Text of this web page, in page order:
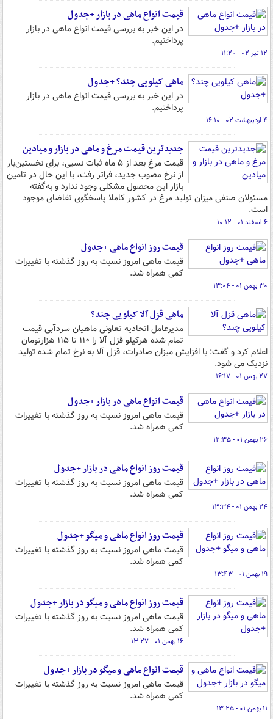
قیمت انواع ماهی در بازار +جدول
در این خبر به بررسی قیمت انواع ماهی در بازار
پرداختیم.
۱۲ تیر ۰۲ - ۱۱:۲۰
ماهی کیلویی چند؟ +جدول
در این خبر به بررسی قیمت انواع ماهی در بازار
پرداختیم.
۴ اردیبهشت ۰۲ - ۱۶:۱۰
جدیدترین قیمت مرغ و ماهی در بازار و میادین
قیمت مرغ بعد از ۵‌ ماه ثبات نسبی، برای نخستین‌بار
از نرخ مصوب جدید، فراتر رفت، با این حال در تامین
بازار این محصول مشکلی وجود ندارد و به‌گفته
مسئولان صنفی میزان تولید مرغ در کشور کاملا پاسخگوی تقاضای موجود
است.
۶ اسفند ۰۱ - ۱۰:۱۲
قیمت روز انواع ماهی +جدول
قیمت ماهی امروز نسبت به روز گذشته با تغییرات
کمی همراه شد.
۳۰ بهمن ۰۱ - ۱۳:۰۴
ماهی قزل آلا کیلویی چند؟
مدیرعامل اتحادیه تعاونی ماهیان سردآبی قیمت
تمام شده هرکیلو قزل آلا را ۱۱۰ تا ۱۱۵ هزارتومان
اعلام کرد و گفت: با افزایش میزان صادرات، قزل آلا به نرخ تمام شده تولید
نزدیک می شود.
۲۷ بهمن ۰۱ - ۱۶:۱۷
قیمت انواع ماهی در بازار +جدول
قیمت ماهی امروز نسبت به روز گذشته با تغییرات
کمی همراه شد.
۲۶ بهمن ۰۱ - ۱۲:۳۵
قیمت روز انواع ماهی در بازار +جدول
قیمت ماهی امروز نسبت به روز گذشته با تغییرات
کمی همراه شد.
۲۴ بهمن ۰۱ - ۱۳:۳۴
قیمت روز انواع ماهی و میگو +جدول
قیمت ماهی امروز نسبت به روز گذشته با تغییرات
کمی همراه شد.
۱۹ بهمن ۰۱ - ۱۳:۴۳
قیمت روز انواع ماهی و میگو در بازار +جدول
قیمت ماهی امروز نسبت به روز گذشته با تغییرات
کمی همراه شد.
۱۶ بهمن ۰۱ - ۱۳:۲۷
قیمت انواع ماهی و میگو در بازار +جدول
قیمت ماهی امروز نسبت به روز گذشته با تغییرات
کمی همراه شد.
۱۱ بهمن ۰۱ - ۱۳:۲۵